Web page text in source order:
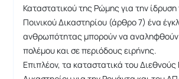
Καταστατικού της Ρώμης για την
Ποινικού Δικαστηρίου (άρθρο 7) ένα
ανθρωπότητας μπορούν να αναληφθούν
πολέμου και σε περιόδους ειρήνης.
Επιπλέον, τα καταστατικά του Διεθνούς